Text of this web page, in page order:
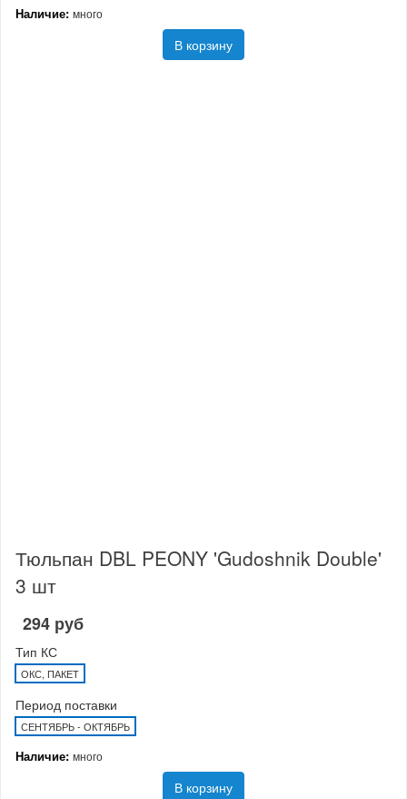
Наличие: много
В корзину
Тюльпан DBL PEONY 'Gudoshnik Double'
3 шт
294 руб
Тип КС
ОКС, ПАКЕТ
Период поставки
СЕНТЯБРЬ - ОКТЯБРЬ
Наличие: много
В корзину